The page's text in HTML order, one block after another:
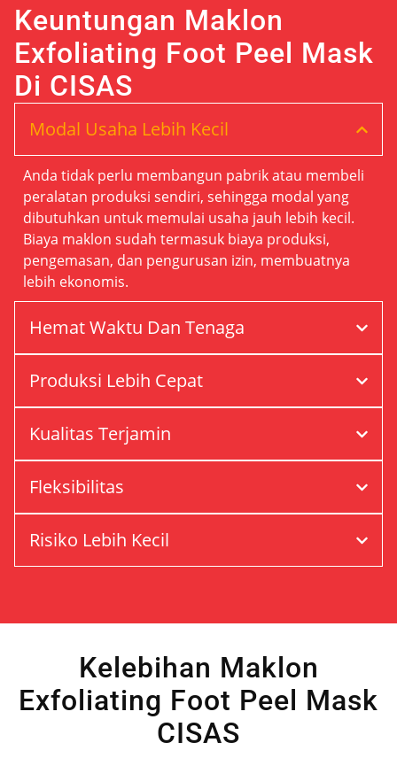
Keuntungan Maklon
Exfoliating Foot Peel Mask
Di CISAS
Modal Usaha Lebih Kecil
Anda tidak perlu membangun pabrik atau membeli
peralatan produksi sendiri, sehingga modal yang
dibutuhkan untuk memulai usaha jauh lebih kecil.
Biaya maklon sudah termasuk biaya produksi,
pengemasan, dan pengurusan izin, membuatnya
lebih ekonomis.
Hemat Waktu Dan Tenaga
Produksi Lebih Cepat
Kualitas Terjamin
Fleksibilitas
Risiko Lebih Kecil
Kelebihan Maklon
Exfoliating Foot Peel Mask
CISAS